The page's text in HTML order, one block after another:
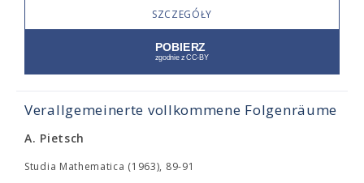
SZCZEGÓŁY
Verallgemeinerte vollkommene Folgenräume
A. Pietsch
Studia Mathematica (1963), 89-91